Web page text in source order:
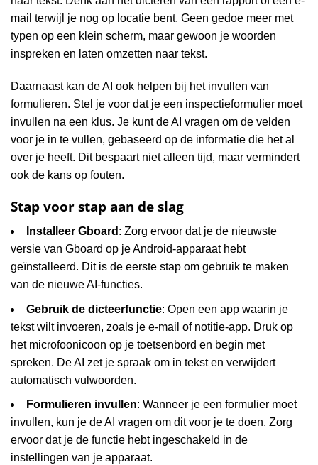
mail terwijl je nog op locatie bent. Geen gedoe meer met
typen op een klein scherm, maar gewoon je woorden
inspreken en laten omzetten naar tekst.
Daarnaast kan de AI ook helpen bij het invullen van
formulieren. Stel je voor dat je een inspectieformulier moet
invullen na een klus. Je kunt de AI vragen om de velden
voor je in te vullen, gebaseerd op de informatie die het al
over je heeft. Dit bespaart niet alleen tijd, maar vermindert
ook de kans op fouten.
Stap voor stap aan de slag
Installeer Gboard : Zorg ervoor dat je de nieuwste
versie van Gboard op je Android-apparaat hebt
geïnstalleerd. Dit is de eerste stap om gebruik te maken
van de nieuwe AI-functies.
Gebruik de dicteerfunctie: Open een app waarin je
tekst wilt invoeren, zoals je e-mail of notitie-app. Druk op
het microfoonicoon op je toetsenbord en begin met
spreken. De AI zet je spraak om in tekst en verwijdert
automatisch vulwoorden.
Formulieren invullen: Wanneer je een formulier moet
invullen, kun je de AI vragen om dit voor je te doen. Zorg
ervoor dat je de functie hebt ingeschakeld in de
instellingen van je apparaat.